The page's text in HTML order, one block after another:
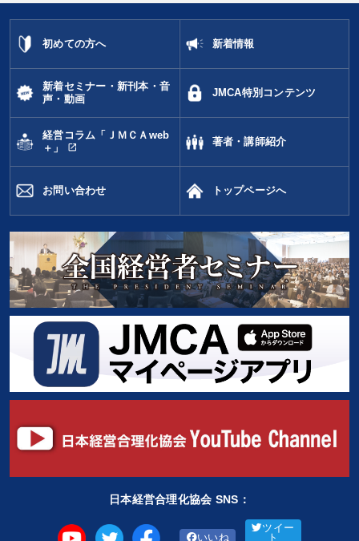
初めての方へ 新着情報
新着セミナー・新刊本・音
声・動画
JMCA特別コンテンツ
経営コラム「ＪＭＣＡweb
＋」
open_in_new
著者・講師紹介
お問い合わせ トップページへ
日本経営合理化協会 SNS：
いいね
ツイー
ト